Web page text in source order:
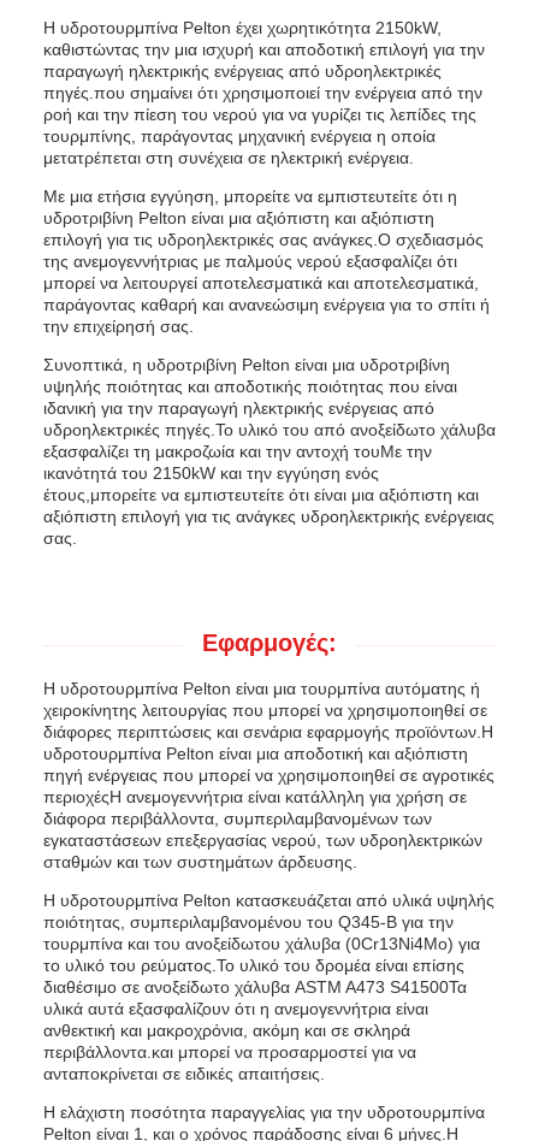
Η υδροτουρμπίνα Pelton έχει χωρητικότητα 2150kW,
καθιστώντας την μια ισχυρή και αποδοτική επιλογή για την
παραγωγή ηλεκτρικής ενέργειας από υδροηλεκτρικές
πηγές.που σημαίνει ότι χρησιμοποιεί την ενέργεια από την
ροή και την πίεση του νερού για να γυρίζει τις λεπίδες της
τουρμπίνης, παράγοντας μηχανική ενέργεια η οποία
μετατρέπεται στη συνέχεια σε ηλεκτρική ενέργεια.
Με μια ετήσια εγγύηση, μπορείτε να εμπιστευτείτε ότι η
υδροτριβίνη Pelton είναι μια αξιόπιστη και αξιόπιστη
επιλογή για τις υδροηλεκτρικές σας ανάγκες.Ο σχεδιασμός
της ανεμογεννήτριας με παλμούς νερού εξασφαλίζει ότι
μπορεί να λειτουργεί αποτελεσματικά και αποτελεσματικά,
παράγοντας καθαρή και ανανεώσιμη ενέργεια για το σπίτι ή
την επιχείρησή σας.
Συνοπτικά, η υδροτριβίνη Pelton είναι μια υδροτριβίνη
υψηλής ποιότητας και αποδοτικής ποιότητας που είναι
ιδανική για την παραγωγή ηλεκτρικής ενέργειας από
υδροηλεκτρικές πηγές.Το υλικό του από ανοξείδωτο χάλυβα
εξασφαλίζει τη μακροζωία και την αντοχή τουΜε την
ικανότητά του 2150kW και την εγγύηση ενός
έτους,μπορείτε να εμπιστευτείτε ότι είναι μια αξιόπιστη και
αξιόπιστη επιλογή για τις ανάγκες υδροηλεκτρικής ενέργειας
σας.
Εφαρμογές:
Η υδροτουρμπίνα Pelton είναι μια τουρμπίνα αυτόματης ή
χειροκίνητης λειτουργίας που μπορεί να χρησιμοποιηθεί σε
διάφορες περιπτώσεις και σενάρια εφαρμογής προϊόντων.Η
υδροτουρμπίνα Pelton είναι μια αποδοτική και αξιόπιστη
πηγή ενέργειας που μπορεί να χρησιμοποιηθεί σε αγροτικές
περιοχέςΗ ανεμογεννήτρια είναι κατάλληλη για χρήση σε
διάφορα περιβάλλοντα, συμπεριλαμβανομένων των
εγκαταστάσεων επεξεργασίας νερού, των υδροηλεκτρικών
σταθμών και των συστημάτων άρδευσης.
Η υδροτουρμπίνα Pelton κατασκευάζεται από υλικά υψηλής
ποιότητας, συμπεριλαμβανομένου του Q345-B για την
τουρμπίνα και του ανοξείδωτου χάλυβα (0Cr13Ni4Mo) για
το υλικό του ρεύματος.Το υλικό του δρομέα είναι επίσης
διαθέσιμο σε ανοξείδωτο χάλυβα ASTM A473 S41500Τα
υλικά αυτά εξασφαλίζουν ότι η ανεμογεννήτρια είναι
ανθεκτική και μακροχρόνια, ακόμη και σε σκληρά
περιβάλλοντα.και μπορεί να προσαρμοστεί για να
ανταποκρίνεται σε ειδικές απαιτήσεις.
Η ελάχιστη ποσότητα παραγγελίας για την υδροτουρμπίνα
Pelton είναι 1, και ο χρόνος παράδοσης είναι 6 μήνες.Η